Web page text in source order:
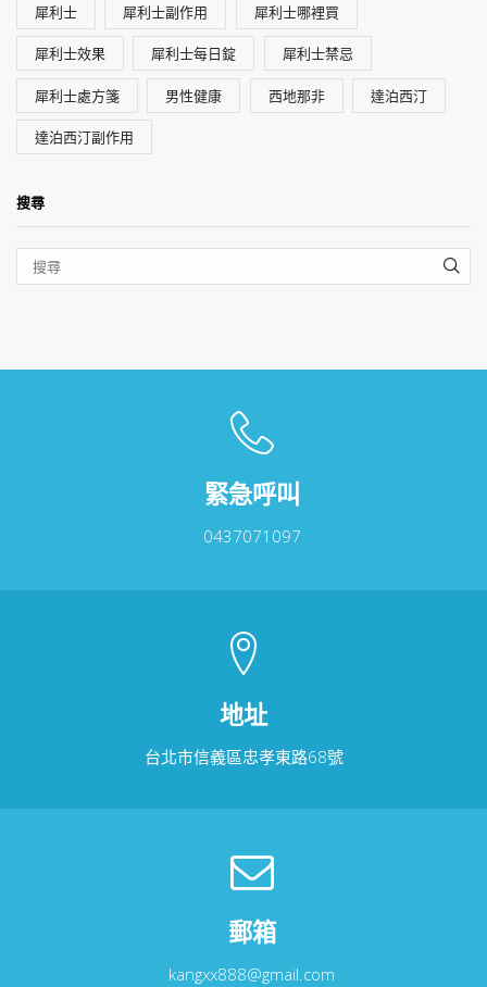
犀利士 犀利士副作用 犀利士哪裡買
犀利士效果 犀利士每日錠 犀利士禁忌
犀利士處方箋 男性健康 西地那非 達泊西汀
達泊西汀副作用
搜尋
緊急呼叫
0437071097
地址
台北市信義區忠孝東路68號
郵箱
kangxx888@gmail.com